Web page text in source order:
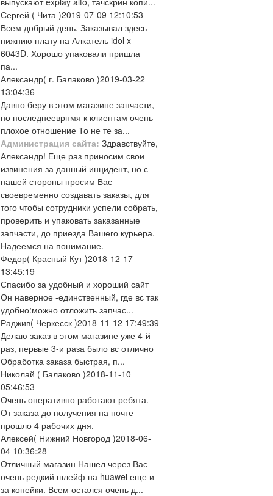
Сергей ( Чита )2019-07-09 12:10:53
Всем добрый день. Заказывал здесь
нижнию плату на Алкатель idol x
6043D. Хорошо упаковали пришла
па...
Александр( г. Балаково )2019-03-22
13:04:36
Давно беру в этом магазине запчасти,
но последнееврнмя к клиентам очень
плохое отношение То не те за...
Администрация сайта: Здравствуйте,
Александр! Еще раз приносим свои
извинения за данный инцидент, но с
нашей стороны просим Вас
своевременно создавать заказы, для
того чтобы сотрудники успели собрать,
проверить и упаковать заказанные
запчасти, до приезда Вашего курьера.
Надеемся на понимание.
Федор( Красный Кут )2018-12-17
13:45:19
Спасибо за удобный и хороший сайт
Он наверное -единственный, где вс так
удобно:можно отложить запчас...
Раджив( Черкесск )2018-11-12 17:49:39
Делаю заказ в этом магазине уже 4-й
раз, первые 3-и раза было вс отлично
Обработка заказа быстрая, п...
Николай ( Балаково )2018-11-10
05:46:53
Очень оперативно работают ребята.
От заказа до получения на почте
прошло 4 рабочих дня.
Алексей( Нижний Новгород )2018-06-
04 10:36:28
Отличный магазин Нашел через Вас
очень редкий шлейф на huawei еще и
за копейки. Всем остался очень д...